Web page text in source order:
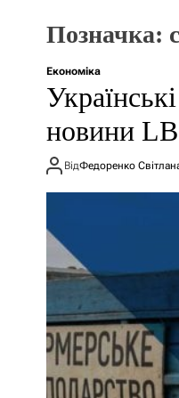
Позначка:
Економіка
новини
ВідФедоренко